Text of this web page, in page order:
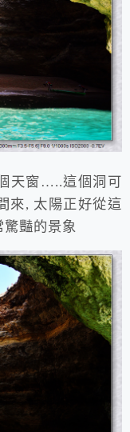
天窗…..這個洞可
來, 太陽正好從這
豔的景象